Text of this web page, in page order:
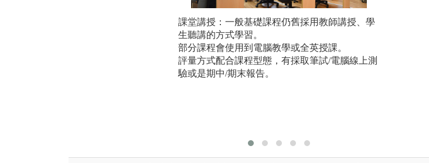
課堂講授：一般基礎課程仍舊採用教師講授、學
生聽講的方式學習。
部分課程會使用到電腦教學或全英授課。
評量方式配合課程型態，有採取筆試/電腦線上測
驗或是期中/期末報告。